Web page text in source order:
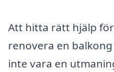
Att hitta rätt hjälp
renovera en
inte vara en